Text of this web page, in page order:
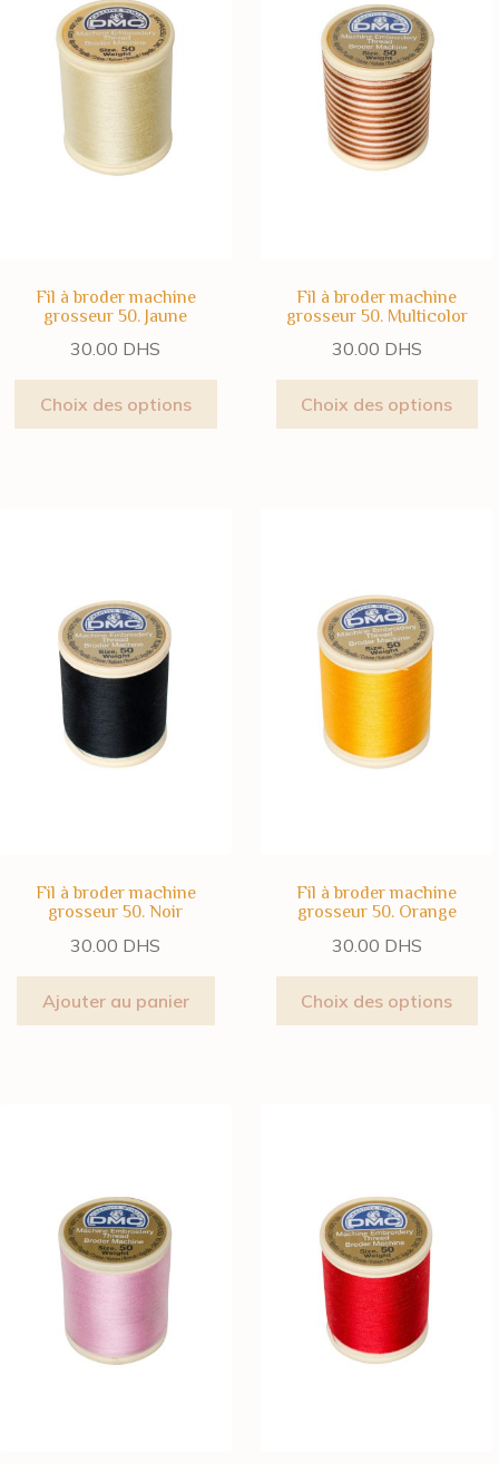
Fil à broder machine
grosseur 50. Jaune
30.00 DHS
Choix des options
Fil à broder machine
grosseur 50. Multicolor
30.00 DHS
Choix des options
Fil à broder machine
grosseur 50. Noir
30.00 DHS
Ajouter au panier
Fil à broder machine
grosseur 50. Orange
30.00 DHS
Choix des options